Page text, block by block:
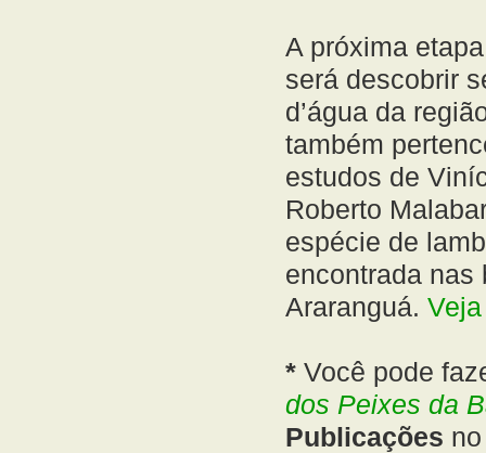
A próxima
será descobrir
d’água da
também
estudos de
Roberto
espécie de
encontrada nas
Araranguá.
* Você pode
dos Peixes da
Publicações